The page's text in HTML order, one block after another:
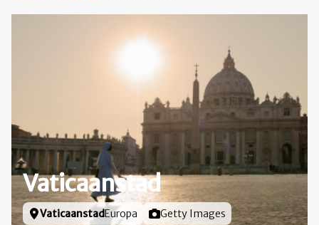
Vaticaanstad
Locatie
Vaticaanstad Europa Foto door
Getty Images